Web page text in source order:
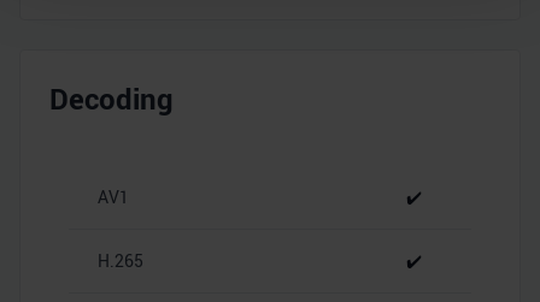
zu können und die Zugriffe auf unsere Website zu
soziale Medien, Werbung und Analysen weiter. Unsere
haben oder die sie im Rahmen Ihrer Nutzung der Dienste
Decoding
AV1 ✔️
H.265 ✔️